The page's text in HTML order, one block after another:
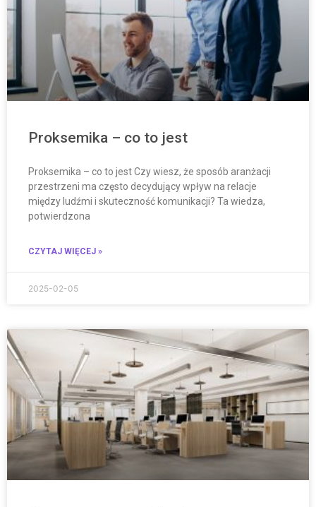
Proksemika – co to jest
Proksemika – co to jest Czy wiesz, że sposób aranżacji
przestrzeni ma często decydujący wpływ na relacje
między ludźmi i skuteczność komunikacji? Ta wiedza,
potwierdzona
CZYTAJ WIĘCEJ »
2025-02-05